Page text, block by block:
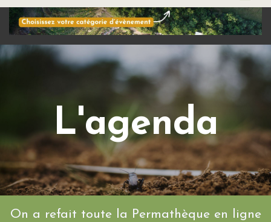
L'agenda
On a refait toute la Permathèque en ligne